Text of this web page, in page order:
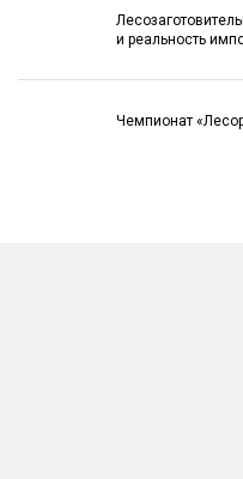
и реальность
Чемпионат